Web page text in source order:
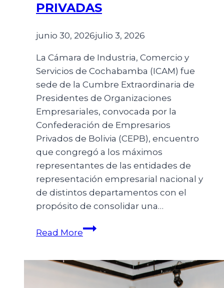
PRIVADAS
junio 30, 2026julio 3, 2026
La Cámara de Industria, Comercio y
Servicios de Cochabamba (ICAM) fue
sede de la Cumbre Extraordinaria de
Presidentes de Organizaciones
Empresariales, convocada por la
Confederación de Empresarios
Privados de Bolivia (CEPB), encuentro
que congregó a los máximos
representantes de las entidades de
representación empresarial nacional y
de distintos departamentos con el
propósito de consolidar una…
Read More